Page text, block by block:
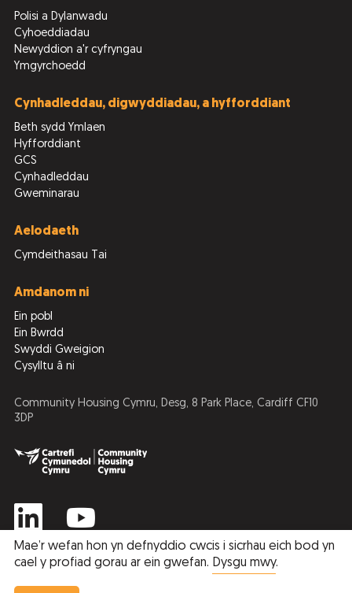
Polisi a Dylanwadu
Cyhoeddiadau
Newyddion a'r cyfryngau
Ymgyrchoedd
Cynhadleddau, digwyddiadau, a hyfforddiant
Beth sydd Ymlaen
Hyfforddiant
GCS
Cynhadleddau
Gweminarau
Aelodaeth
Cymdeithasau Tai
Amdanom ni
Ein pobl
Ein Bwrdd
Swyddi Gweigion
Cysylltu â ni
Community Housing Cymru, Desg, 8 Park Place, Cardiff CF10
3DP
Privacy Policy Cookie Policy
Mae’r wefan hon yn defnyddio cwcis i sicrhau eich bod yn
cael y profiad gorau ar ein gwefan. Dysgu mwy.